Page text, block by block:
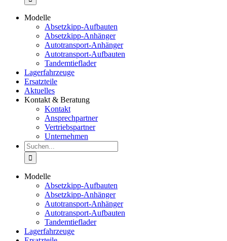
Modelle
Absetzkipp-Aufbauten
Absetzkipp-Anhänger
Autotransport-Anhänger
Autotransport-Aufbauten
Tandemtieflader
Lagerfahrzeuge
Ersatzteile
Aktuelles
Kontakt & Beratung
Kontakt
Ansprechpartner
Vertriebspartner
Unternehmen
Suche
nach:
Modelle
Absetzkipp-Aufbauten
Absetzkipp-Anhänger
Autotransport-Anhänger
Autotransport-Aufbauten
Tandemtieflader
Lagerfahrzeuge